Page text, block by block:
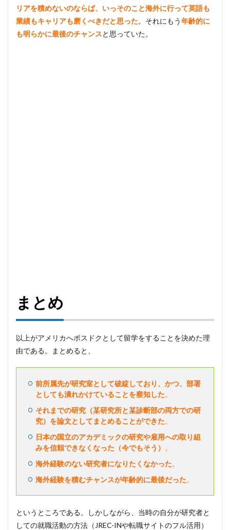
リアを積めないのならば、いっそのこと海外に行って英語も
業績もキャリアも磨くべきだと思った。それにもう年齢的に
も明らかに最後のチャンスと思っていた。
まとめ
以上がアメリカへポスドクとして留学をすることを決めた理
由である。まとめると、
前所属先が研究室として破綻しており、かつ、部署
としても潰れかけていることを察知した。
それまでの研究（某研究所と某診断部の両方での研
究）を論文としてまとめることができた。
日本の国立のアカデミックの研究や雇用への取り組
みを信頼できなくなった（今でもそう） 。
海外経験のない研究者になりたくなかった。
海外経験を積むチャンスが年齢的に最後だった。
というところである。しかしながら、当時の自分が研究者と
しての就職活動の方法（JREC-INや転職サイトのフル活用）